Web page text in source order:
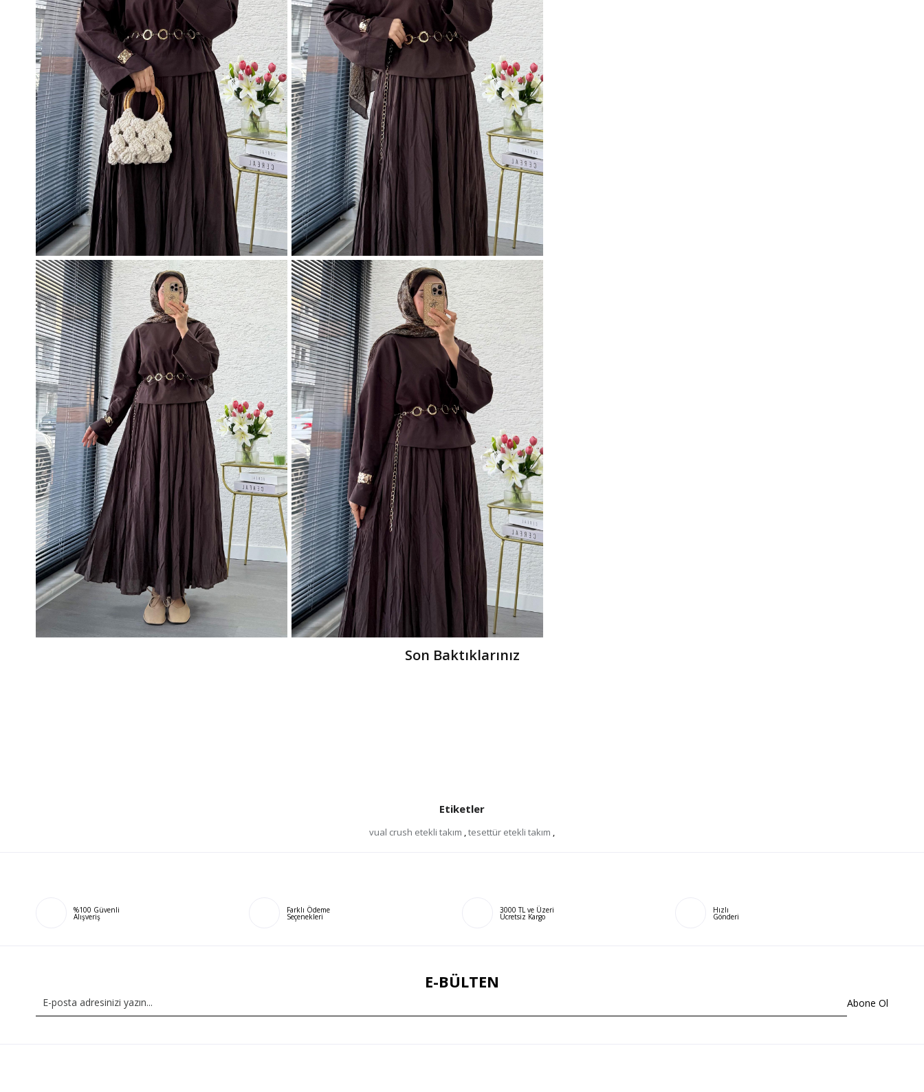
Son Baktıklarınız
Etiketler
vual crush etekli takım ,tesettür etekli takım ,
%100 Güvenli
Alışveriş
Farklı Ödeme
Seçenekleri
3000 TL ve Üzeri
Ücretsiz Kargo
Hızlı
Gönderi
E-BÜLTEN
Abone Ol